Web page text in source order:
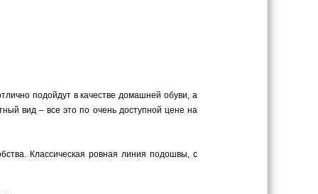
подойдут в качестве домашней обуви, а
вид – все это по очень доступной цене на
Классическая ровная линия подошвы, с